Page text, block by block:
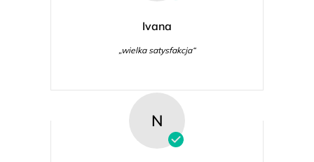
Ivana
„wielka satysfakcja“
N